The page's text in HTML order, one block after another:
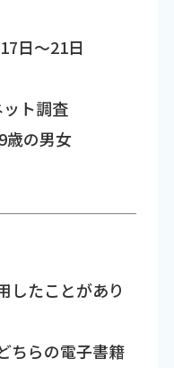
日～21日
ト調査
の男女
したことがあり
ちらの電子書籍